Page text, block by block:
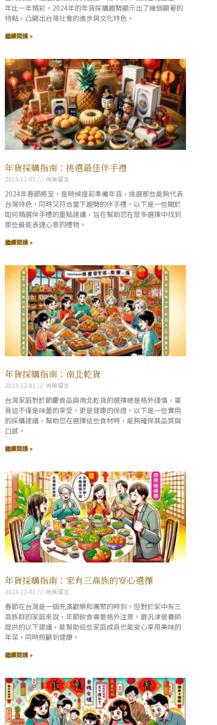
年比一年精彩。2024年的年貨採購趨勢顯示出了幾個顯著的
特點，凸顯出台灣社會的進步與文化特色。
繼續閱讀 »
年貨採購指南：挑選最佳伴手禮
2023-12-05 尚無留言
2024年春節將至，是時候提前準備年貨，挑選那些能夠代表
台灣特色，同時又符合當下趨勢的伴手禮。以下是一些關於
如何精選伴手禮的重點建議，旨在幫助您在眾多選擇中找到
那些最能表達心意的禮物。
繼續閱讀 »
年貨採購指南：南北乾貨
2023-12-01 尚無留言
台灣家庭對於節慶食品與南北乾貨的選擇總是格外謹慎，畢
竟這不僅是味蕾的享受，更是健康的保證。以下是一些實用
的採購建議，幫助您在選擇這些食材時，能夠確保其品質與
口感。
繼續閱讀 »
年貨採購指南：家有三高族的安心選擇
2023-12-01 尚無留言
春節在台灣是一個充滿歡樂和團聚的時刻。但對於家中有三
高族群的家庭來說，年節飲食需要格外注意。蕭汎津營養師
提供的以下建議，能幫助這些家庭成員也能安心享用美味的
年菜，同時照顧到健康。
繼續閱讀 »